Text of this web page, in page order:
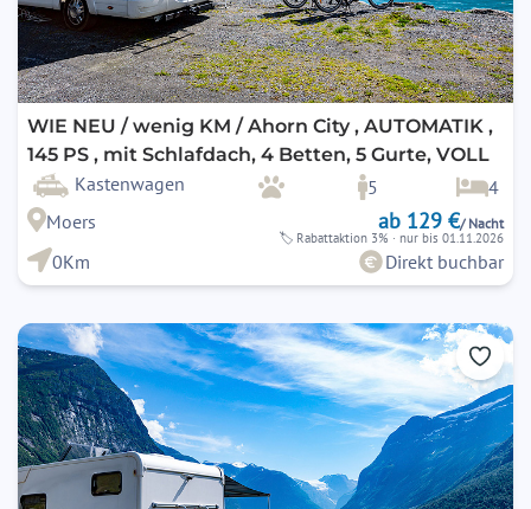
WIE NEU / wenig KM / Ahorn City , AUTOMATIK ,
145 PS , mit Schlafdach, 4 Betten, 5 Gurte, VOLL
Kastenwagen 5
4
Moers
ab 129 €/ Nacht
🏷 Rabattaktion 3% · nur bis 01.11.2026
0Km Direkt buchbar